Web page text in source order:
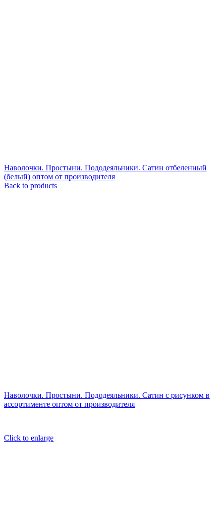
Наволочки. Простыни. Пододеяльники. Сатин отбеленный
(белый) оптом от производителя
Back to products
Наволочки. Простыни. Пододеяльники. Сатин с рисунком в
ассортименте оптом от производителя
Click to enlarge